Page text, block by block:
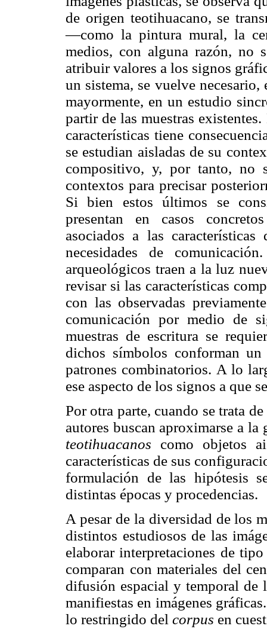
de origen teotihuacano, se
—como la pintura mural, la
medios, con alguna razón, no
atribuir valores a los signos
un sistema, se vuelve
mayormente, en un estudio
partir de las muestras
características tiene
se estudian aisladas de su
compositivo, y, por tanto, no
contextos para precisar
Si bien estos últimos se
presentan en casos
asociados a las
necesidades de
arqueológicos traen a la luz
revisar si las características
con las observadas
comunicación por medio de
muestras de escritura se
dichos símbolos conforman
patrones combinatorios. A lo
ese aspecto de los signos a que
Por otra parte, cuando se trata
autores buscan aproximarse a
teotihuacanos como objetos
características de sus
formulación de las hipótesis
distintas épocas y procedencias.
A pesar de la diversidad de los
distintos estudiosos de las
elaborar interpretaciones de
comparan con materiales del
difusión espacial y temporal de
manifiestas en imágenes
lo restringido del corpus en